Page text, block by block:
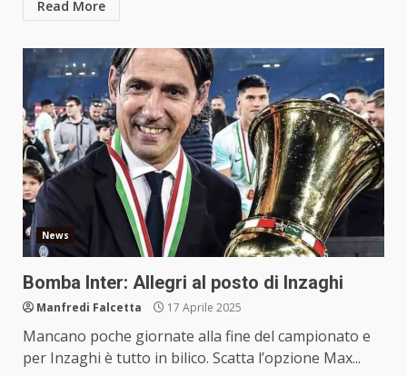
Read More
News
Bomba Inter: Allegri al posto di Inzaghi
Manfredi Falcetta 17 Aprile 2025
Mancano poche giornate alla fine del campionato e
per Inzaghi è tutto in bilico. Scatta l’opzione Max...